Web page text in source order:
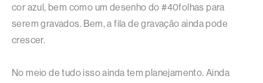
cor azul, bem como um desenho do #40folhas para
serem gravados. Bem, a fila de gravação ainda pode
crescer.
No meio de tudo isso ainda tem planejamento. Ainda